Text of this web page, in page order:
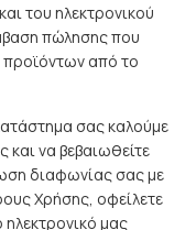
του ηλεκτρονικού
πώλησης που
προϊόντων από το
σας καλούμε
και να βεβαιωθείτε
διαφωνίας σας με
Χρήσης, οφείλετε
ηλεκτρονικό μας